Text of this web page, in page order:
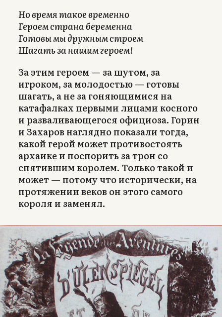
Но время такое временно
Героем страна беременна
Готовы мы дружным строем
Шагать за нашим героем!
За этим героем — за шутом, за
игроком, за молодостью — готовы
шагать, а не за гоняющимися на
катафалках первыми лицами косного
и разваливающегося официоза. Горин
и Захаров наглядно показали тогда,
какой герой может противостоять
архаике и поспорить за трон со
спятившим королем. Только такой и
может — потому что исторически, на
протяжении веков он этого самого
короля и заменял.